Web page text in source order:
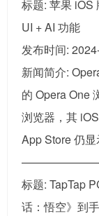
标题: 苹果 iOS
UI + AI 功能
发布时间:
新闻简介:
的 Opera One
浏览器，其
App Store 仍显
标题: TapTap
话：悟空》到